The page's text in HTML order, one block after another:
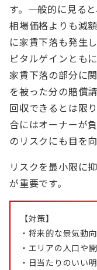
す。一般的に見る
相場価格よりも減
に家賃下落も発生
ピタルゲインとも
家賃下落の部分に
を被った分の賠償
回収できるとは限
合にはオーナーが
のリスクにも目を
リスクを最小限に
が重要です。
【対策】
・将来的な景気動
・エリアの人口や
・日当たりのいい